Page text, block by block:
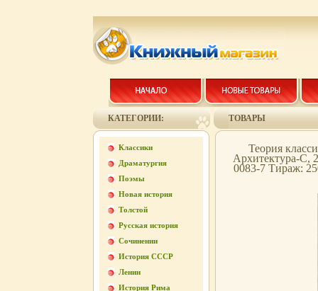
КАТЕГОРИИ:
Классики
Драматургия
Поэмы
Новая история
Толстой
Русская история
Сочинении
История СССР
Ленин
История Рима
ТОВАРЫ
Теория
Архитектура-С,
0083-7 Тираж: